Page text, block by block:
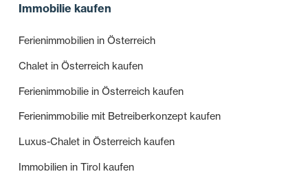
Immobilie kaufen
Ferienimmobilien in Österreich
Chalet in Österreich kaufen
Ferienimmobilie in Österreich kaufen
Ferienimmobilie mit Betreiberkonzept kaufen
Luxus-Chalet in Österreich kaufen
Immobilien in Tirol kaufen